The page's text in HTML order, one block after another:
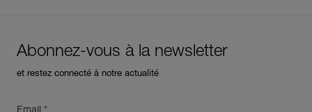
Abonnez-vous à la newsletter
et restez connecté à notre actualité